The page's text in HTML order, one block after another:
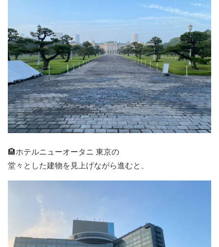
🏨ホテルニューオータニ 東京の
堂々とした建物を見上げながら進むと、